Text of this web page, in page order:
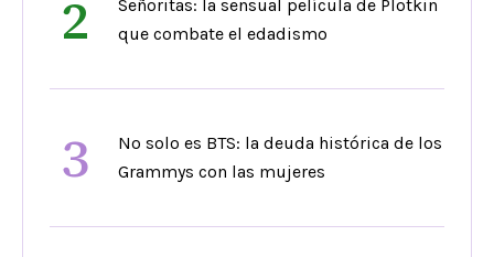
2
Señoritas: la sensual película de Plotkin
que combate el edadismo
3
No solo es BTS: la deuda histórica de los
Grammys con las mujeres